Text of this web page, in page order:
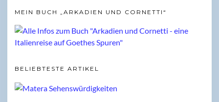
MEIN BUCH „ARKADIEN UND CORNETTI“
BELIEBTESTE ARTIKEL